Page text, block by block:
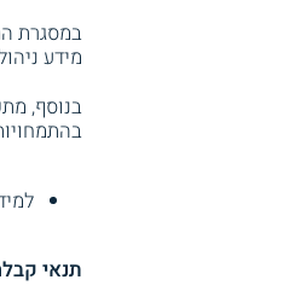
במסגרת
מידע
בנוסף,
תנאי